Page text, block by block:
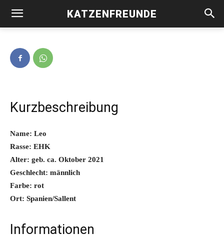
KATZENFREUNDE
Leo -vermittelt-
Kurzbeschreibung
Name: Leo
Rasse: EHK
Alter: geb. ca. Oktober 2021
Geschlecht: männlich
Farbe: rot
Ort: Spanien/Sallent
Informationen